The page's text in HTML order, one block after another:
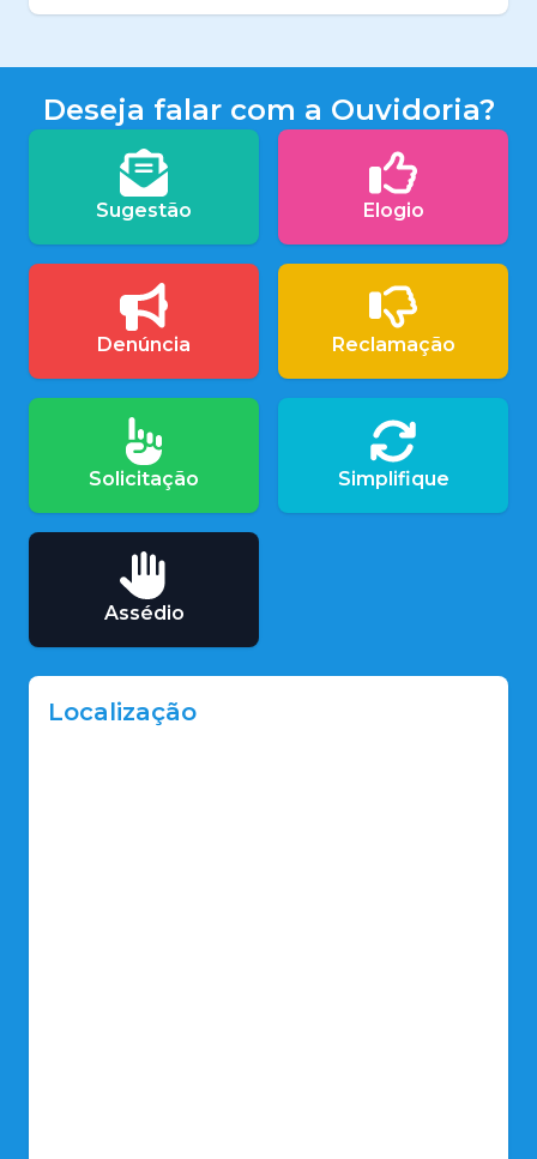
Deseja falar com a Ouvidoria?
Sugestão Elogio
Denúncia Reclamação
Solicitação Simplifique
Assédio
Localização